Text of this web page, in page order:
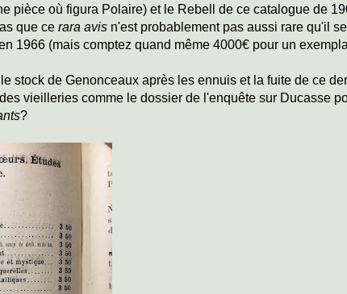
pièce où figura Polaire) et le Rebell de ce catalogue de
que ce rara avis n'est probablement pas aussi rare qu'il
1966 (mais comptez quand même 4000€ pour un
stock de Genonceaux après les ennuis et la fuite de ce
vieilleries comme le dossier de l'enquête sur Ducasse
?